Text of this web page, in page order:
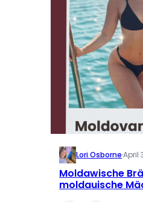
Lori Osborne·April
Moldawische
moldauische